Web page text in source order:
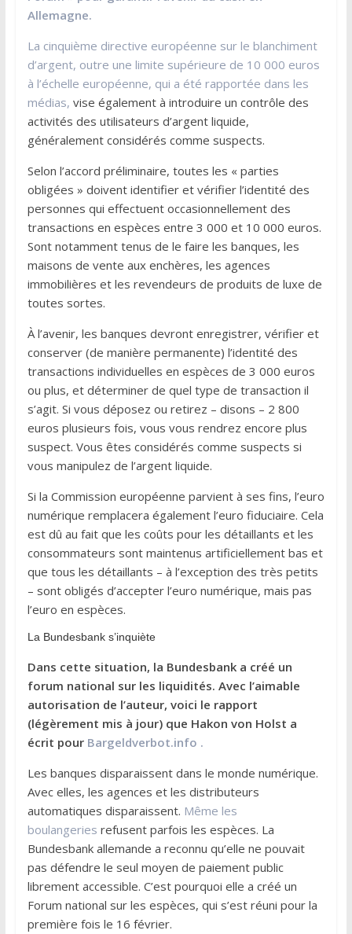
Allemagne.
La cinquième directive européenne sur le blanchiment
d’argent, outre une limite supérieure de 10 000 euros
à l’échelle européenne, qui a été rapportée dans les
médias, vise également à introduire un contrôle des
activités des utilisateurs d’argent liquide,
généralement considérés comme suspects.
Selon l’accord préliminaire, toutes les « parties
obligées » doivent identifier et vérifier l’identité des
personnes qui effectuent occasionnellement des
transactions en espèces entre 3 000 et 10 000 euros.
Sont notamment tenus de le faire les banques, les
maisons de vente aux enchères, les agences
immobilières et les revendeurs de produits de luxe de
toutes sortes.
À l’avenir, les banques devront enregistrer, vérifier et
conserver (de manière permanente) l’identité des
transactions individuelles en espèces de 3 000 euros
ou plus, et déterminer de quel type de transaction il
s’agit. Si vous déposez ou retirez – disons – 2 800
euros plusieurs fois, vous vous rendrez encore plus
suspect. Vous êtes considérés comme suspects si
vous manipulez de l’argent liquide.
Si la Commission européenne parvient à ses fins, l’euro
numérique remplacera également l’euro fiduciaire. Cela
est dû au fait que les coûts pour les détaillants et les
consommateurs sont maintenus artificiellement bas et
que tous les détaillants – à l’exception des très petits
– sont obligés d’accepter l’euro numérique, mais pas
l’euro en espèces.
La Bundesbank s’inquiète
Dans cette situation, la Bundesbank a créé un
forum national sur les liquidités. Avec l’aimable
autorisation de l’auteur, voici le rapport
(légèrement mis à jour) que Hakon von Holst a
écrit pour Bargeldverbot.info .
Les banques disparaissent dans le monde numérique.
Avec elles, les agences et les distributeurs
automatiques disparaissent. Même les
boulangeries refusent parfois les espèces. La
Bundesbank allemande a reconnu qu’elle ne pouvait
pas défendre le seul moyen de paiement public
librement accessible. C’est pourquoi elle a créé un
Forum national sur les espèces, qui s’est réuni pour la
première fois le 16 février.